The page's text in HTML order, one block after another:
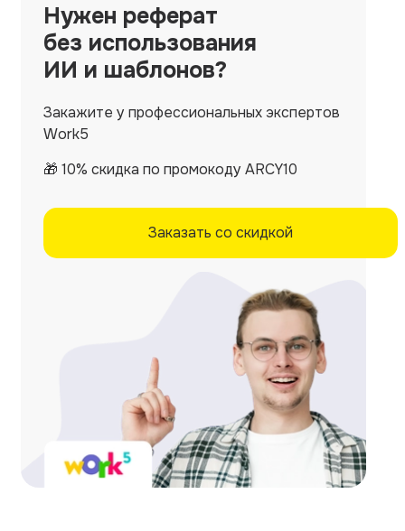
Нужен реферат
без использования
ИИ и шаблонов?
Закажите у профессиональных экспертов
Work5
🎁 10% скидка по промокоду ARCY10
Заказать со скидкой